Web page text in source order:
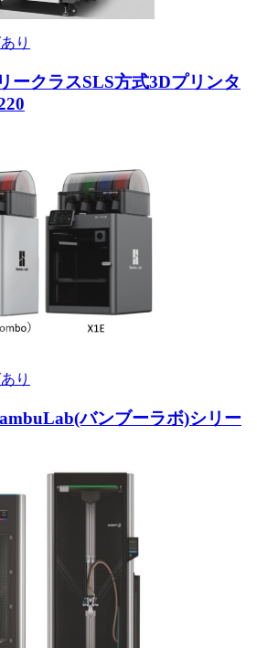
ークラスSLS方式3Dプリンタ
バンブーラボ)シリー